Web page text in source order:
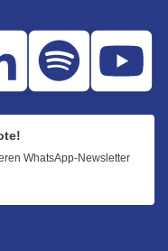
WhatsApp-Newsletter